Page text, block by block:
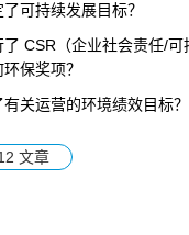
可持续发展目标？
CSR（企业社会责任/
保奖项？
关运营的环境绩效目标？
文章